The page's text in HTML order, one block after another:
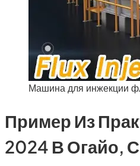
Машина для инжекции
Пример Из
2024 В Огайо,